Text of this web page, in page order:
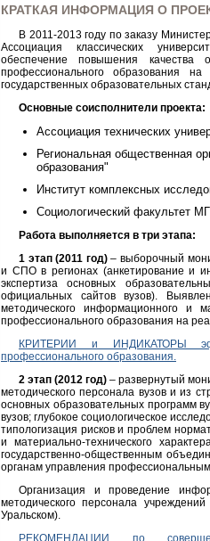
КРАТКАЯ ИНФОРМАЦИЯ О
В 2011-2013 году по заказу
Ассоциация классических
обеспечение повышения качества
профессионального образования
государственных образовательных
Основные соисполнители проекта:
Ассоциация технических
Региональная общественная
образования"
Институт комплексных
Социологический факультет
Работа выполняется в три этапа:
1 этап (2011 год)– выборочный
и СПО в регионах (анкетирование и
экспертиза основных
официальных сайтов вузов).
методического информационного и
профессионального образования на
КРИТЕРИИ и ИНДИКАТОРЫ
профессионального образования.
2 этап (2012 год) – развернутый
методического персонала вузов и из
основных образовательных программ
вузов; глубокое социологическое
типологизация рисков и проблем
и материально-технического
государственно-общественным
органам управления
Организация и проведение
методического персонала
Уральском).